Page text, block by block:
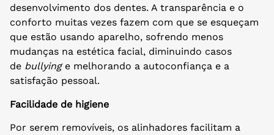
desenvolvimento dos dentes. A transparência e o
conforto muitas vezes fazem com que se esqueçam
que estão usando aparelho, sofrendo menos
mudanças na estética facial, diminuindo casos
de bullying e melhorando a autoconfiança e a
satisfação pessoal.
Facilidade de higiene
Por serem removíveis, os alinhadores facilitam a